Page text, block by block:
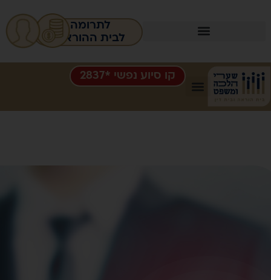
לתרומה
לבית ההוראה
סיוע נפשי *2837